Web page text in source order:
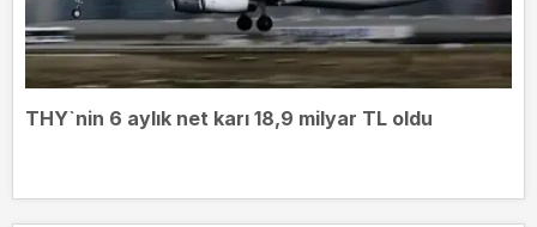
THY`nin 6 aylık net karı 18,9 milyar TL oldu